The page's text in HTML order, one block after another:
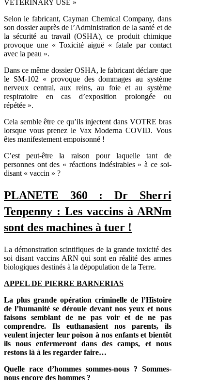
VETERINARY USE »
Selon le fabricant, Cayman Chemical Company, dans
son dossier auprès de l’Administration de la santé et de
la sécurité au travail (OSHA), ce produit chimique
provoque une « Toxicité aiguë « fatale par contact
avec la peau ».
Dans ce même dossier OSHA, le fabricant déclare que
le SM-102 « provoque des dommages au système
nerveux central, aux reins, au foie et au système
respiratoire en cas d’exposition prolongée ou
répétée ».
Cela semble être ce qu’ils injectent dans VOTRE bras
lorsque vous prenez le Vax Moderna COVID. Vous
êtes manifestement empoisonné !
C’est peut-être la raison pour laquelle tant de
personnes ont des « réactions indésirables » à ce soi-
disant « vaccin » ?
PLANETE 360 : Dr Sherri
Tenpenny : Les vaccins à ARNm
sont des machines à tuer !
La démonstration scintifiques de la grande toxicité des
soi disant vaccins ARN qui sont en réalité des armes
biologiques destinés à la dépopulation de la Terre.
APPEL DE PIERRE BARNERIAS
La plus grande opération criminelle de l’Histoire
de l’humanité se déroule devant nos yeux et nous
faisons semblant de ne pas voir et de ne pas
comprendre. Ils euthanasient nos parents, ils
veulent injecter leur poison à nos enfants et bientôt
ils nous enfermeront dans des camps, et nous
restons là à les regarder faire…
Quelle race d’hommes sommes-nous ? Sommes-
nous encore des hommes ?